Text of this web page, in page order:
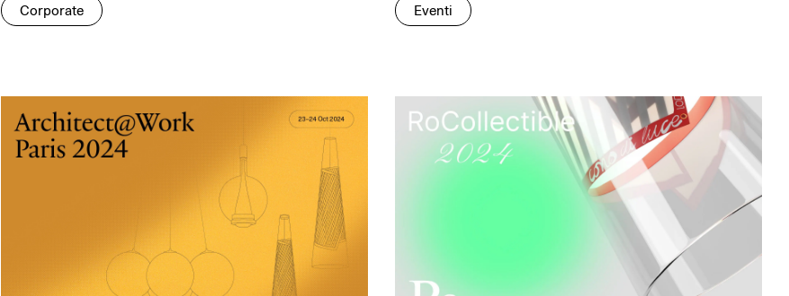
Corporate Eventi